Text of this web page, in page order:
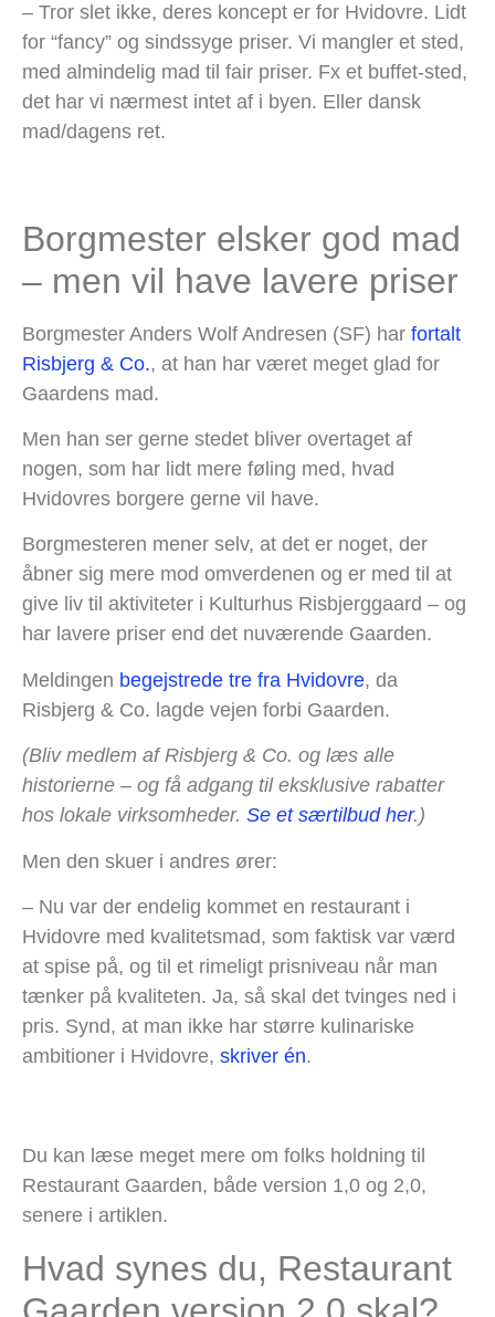
– Tror slet ikke, deres koncept er for Hvidovre. Lidt
for “fancy” og sindssyge priser. Vi mangler et sted,
med almindelig mad til fair priser. Fx et buffet-sted,
det har vi nærmest intet af i byen. Eller dansk
mad/dagens ret.
Borgmester elsker god mad
– men vil have lavere priser
Borgmester Anders Wolf Andresen (SF) har fortalt
Risbjerg & Co., at han har været meget glad for
Gaardens mad.
Men han ser gerne stedet bliver overtaget af
nogen, som har lidt mere føling med, hvad
Hvidovres borgere gerne vil have.
Borgmesteren mener selv, at det er noget, der
åbner sig mere mod omverdenen og er med til at
give liv til aktiviteter i Kulturhus Risbjerggaard – og
har lavere priser end det nuværende Gaarden.
Meldingen begejstrede tre fra Hvidovre, da
Risbjerg & Co. lagde vejen forbi Gaarden.
(Bliv medlem af Risbjerg & Co. og læs alle
historierne – og få adgang til eksklusive rabatter
hos lokale virksomheder. Se et særtilbud her.)
Men den skuer i andres ører:
– Nu var der endelig kommet en restaurant i
Hvidovre med kvalitetsmad, som faktisk var værd
at spise på, og til et rimeligt prisniveau når man
tænker på kvaliteten. Ja, så skal det tvinges ned i
pris. Synd, at man ikke har større kulinariske
ambitioner i Hvidovre, skriver én.
Du kan læse meget mere om folks holdning til
Restaurant Gaarden, både version 1,0 og 2,0,
senere i artiklen.
Hvad synes du, Restaurant